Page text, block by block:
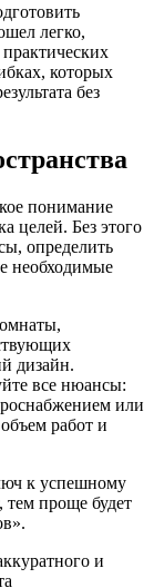
легко,
которых
без
понимание
целей. Без этого
определить
необходимые
дизайн.
все нюансы:
или
работ и
к успешному
тем проще будет